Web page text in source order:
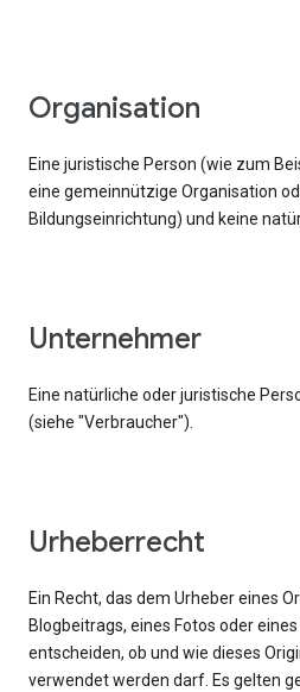
Organisation
Eine juristische Person (wie zum
eine gemeinnützige Organisation
Bildungseinrichtung) und keine
Unternehmer
Eine natürliche oder juristische
(siehe "Verbraucher").
Urheberrecht
Ein Recht, das dem Urheber eines
Blogbeitrags, eines Fotos oder
entscheiden, ob und wie dieses
verwendet werden darf. Es gelten